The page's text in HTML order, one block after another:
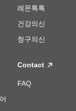
레몬톡톡
건강의신
청구의신
Contact
FAQ